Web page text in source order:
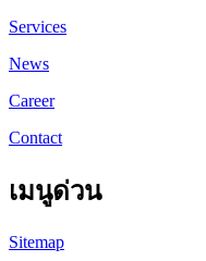
Services
News
Career
Contact
เมนูด่วน
Sitemap